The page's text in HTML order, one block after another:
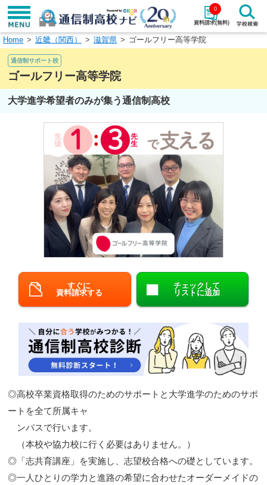
資料請求(無料)
0
学校名で探す
エリアから探す
エリアを選択して探す
北海道・東北
北陸・甲信越
中国
九州・沖縄
閉じる
Home 近畿（関西） 滋賀県 ゴールフリー高等学院
通信制サポート校
ゴールフリー高等学院
大学進学希望者のみが集う通信制高校
すぐに
資料請求する
チェックして
リストに追加
◎高校卒業資格取得のためのサポートと大学進学のためのサポ
ートを全て所属キャ
ンパスで行います。
（本校や協力校に行く必要はありません。）
◎「志共育講座」を実施し、志望校合格への礎としています。
◎一人ひとりの学力と進路の希望に合わせたオーダーメイドの